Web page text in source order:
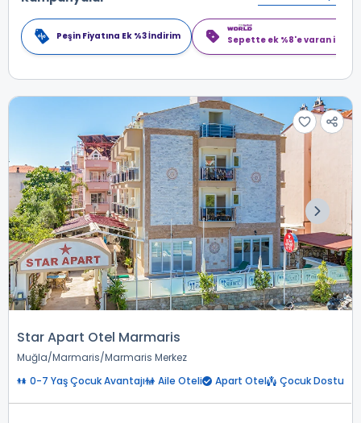
Peşin Fiyatına Ek %3 İndirim Sepette ek %8'e varan
Star Apart Otel Marmaris
Muğla Marmaris Marmaris Merkez
0-7 Yaş Çocuk Avantajı
Aile Oteli Apart Otel Çocuk Dostu